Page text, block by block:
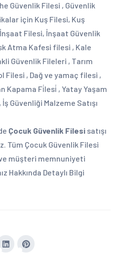
Güvenlik Filesi , Güvenlik
için Kuş Filesi, Kuş
Filesi, İnşaat Güvenlik
Atma Kafesi filesi , Kale
Güvenlik Fileleri , Tarım
Filesi , Dağ ve yamaç filesi ,
Kapama Fi̇lesi̇ , Yatay Yaşam
Güvenliği Malzeme Satışı
Çocuk Güvenlik Filesi satışı
Tüm Çocuk Güvenlik Filesi
müşteri memnuniyeti
Hakkında Detaylı Bilgi